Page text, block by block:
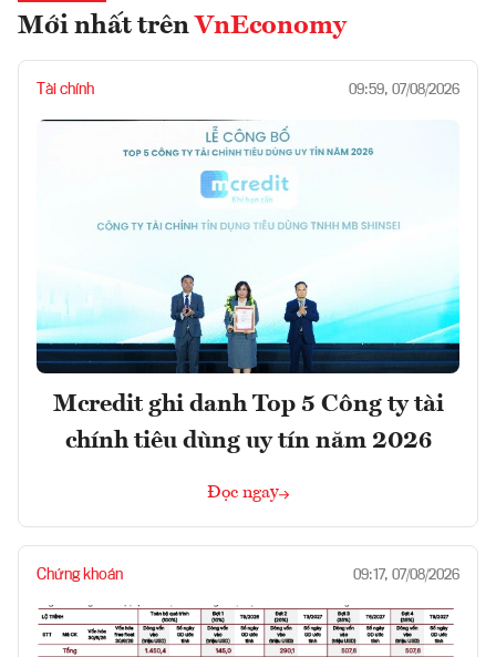
Mới nhất trên VnEconomy
Tài chính 09:59, 07/08/2026
Mcredit ghi danh Top 5 Công ty tài
chính tiêu dùng uy tín năm 2026
Đọc ngay
Chứng khoán 09:17, 07/08/2026